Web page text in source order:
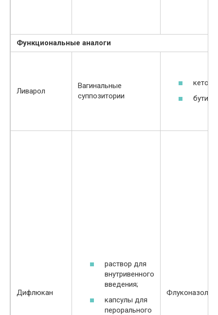
Функциональные аналоги
Ливарол
Вагинальные
суппозитории
Дифлюкан
раствор для
внутривенного
введения;
капсулы для
перорального
Флуконазол